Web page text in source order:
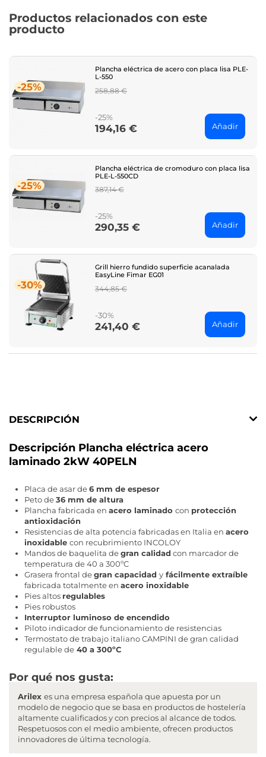
Productos relacionados con este
producto
-25%
Plancha eléctrica de acero con placa lisa PLE-
L-550
Regular
258,88 €
-25%
Price
194,16 € Añadir
-25%
Plancha eléctrica de cromoduro con placa lisa
PLE-L-550CD
Regular
387,14 €
-25%
Price
290,35 € Añadir
-30%
Grill hierro fundido superficie acanalada
EasyLine Fimar EG01
Regular
344,85 €
-30%
Price
241,40 € Añadir
DESCRIPCIÓN
Descripción Plancha eléctrica acero
laminado 2kW 40PELN
Placa de asar de6 mm de espesor
Peto de36 mm de altura
Plancha fabricada en acero laminado con protección
antioxidación
Resistencias de alta potencia fabricadas en Italia en acero
inoxidable con recubrimiento INCOLOY
Mandos de baquelita degran calidad con marcador de
temperatura de 40 a 300ºC
Grasera frontal degran capacidad y fácilmente extraíble
fabricada totalmente en acero inoxidable
Pies altos regulables
Pies robustos
Interruptor luminoso de encendido
Piloto indicador de funcionamiento de resistencias
Termostato de trabajo italiano CAMPINI de gran calidad
regulable de 40 a 300ºC
Por qué nos gusta:
Arilex es una empresa española que apuesta por un
modelo de negocio que se basa en productos de hostelería
altamente cualificados y con precios al alcance de todos.
Respetuosos con el medio ambiente, ofrecen productos
innovadores de última tecnología.